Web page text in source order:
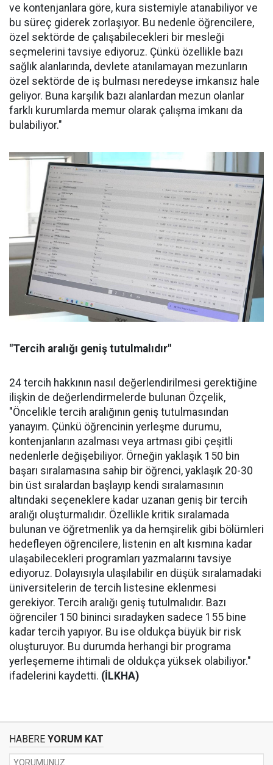
ve kontenjanlara göre, kura sistemiyle atanabiliyor ve
bu süreç giderek zorlaşıyor. Bu nedenle öğrencilere,
özel sektörde de çalışabilecekleri bir mesleği
seçmelerini tavsiye ediyoruz. Çünkü özellikle bazı
sağlık alanlarında, devlete atanılamayan mezunların
özel sektörde de iş bulması neredeyse imkansız hale
geliyor. Buna karşılık bazı alanlardan mezun olanlar
farklı kurumlarda memur olarak çalışma imkanı da
bulabiliyor."
"Tercih aralığı geniş tutulmalıdır"
24 tercih hakkının nasıl değerlendirilmesi gerektiğine
ilişkin de değerlendirmelerde bulunan Özçelik,
"Öncelikle tercih aralığının geniş tutulmasından
yanayım. Çünkü öğrencinin yerleşme durumu,
kontenjanların azalması veya artması gibi çeşitli
nedenlerle değişebiliyor. Örneğin yaklaşık 150 bin
başarı sıralamasına sahip bir öğrenci, yaklaşık 20-30
bin üst sıralardan başlayıp kendi sıralamasının
altındaki seçeneklere kadar uzanan geniş bir tercih
aralığı oluşturmalıdır. Özellikle kritik sıralamada
bulunan ve öğretmenlik ya da hemşirelik gibi bölümleri
hedefleyen öğrencilere, listenin en alt kısmına kadar
ulaşabilecekleri programları yazmalarını tavsiye
ediyoruz. Dolayısıyla ulaşılabilir en düşük sıralamadaki
üniversitelerin de tercih listesine eklenmesi
gerekiyor. Tercih aralığı geniş tutulmalıdır. Bazı
öğrenciler 150 bininci sıradayken sadece 155 bine
kadar tercih yapıyor. Bu ise oldukça büyük bir risk
oluşturuyor. Bu durumda herhangi bir programa
yerleşememe ihtimali de oldukça yüksek olabiliyor."
ifadelerini kaydetti. (İLKHA)
HABERE YORUM KAT